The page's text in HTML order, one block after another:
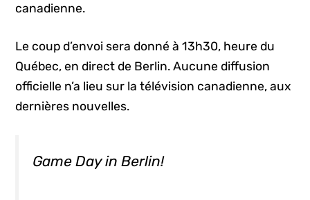
canadienne.
Le coup d’envoi sera donné à 13h30, heure du
Québec, en direct de Berlin. Aucune diffusion
officielle n’a lieu sur la télévision canadienne, aux
dernières nouvelles.
Game Day in Berlin!